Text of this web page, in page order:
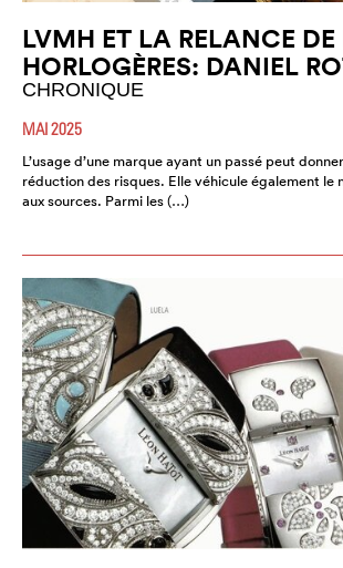
LVMH ET LA RELANCE
HORLOGÈRES: DANIEL
CHRONIQUE
MAI 2025
L’usage d’une marque ayant un passé peut
réduction des risques. Elle véhicule également le
aux sources. Parmi les (…)